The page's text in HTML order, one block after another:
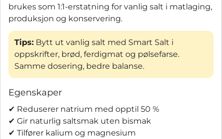
brukes som 1:1-erstatning for vanlig salt i matlaging,
produksjon og konservering.
Tips: Bytt ut vanlig salt med Smart Salt i
oppskrifter, brød, ferdigmat og pølsefarse.
Samme dosering, bedre balanse.
Egenskaper
✔ Reduserer natrium med opptil 50 %
✔ Gir naturlig saltsmak uten bismak
✔ Tilfører kalium og magnesium